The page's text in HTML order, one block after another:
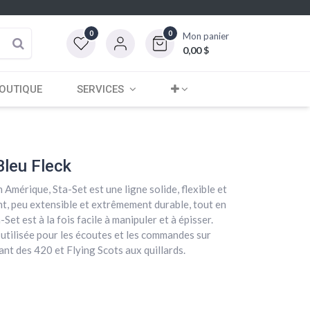
0 0 Mon panier
0,00$
SERVICES
Fleck
Amérique, Sta-Set est une ligne solide, flexible et
peu extensible et extrêmement durable, tout en
est à la fois facile à manipuler et à épisser.
pour les écoutes et les commandes sur
des 420 et Flying Scots aux quillards.